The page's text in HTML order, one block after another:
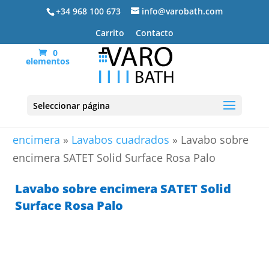
+34 968 100 673
info@varobath.com
Carrito
Contacto
0
elementos
Seleccionar página
encimera » Lavabos cuadrados » Lavabo sobre
encimera SATET Solid Surface Rosa Palo
Lavabo sobre encimera SATET Solid
Surface Rosa Palo